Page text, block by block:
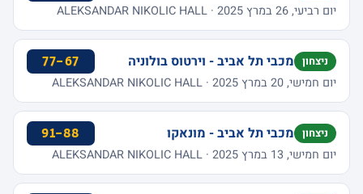
יום רביעי, 26 במרץ 2025 · ALEKSANDAR NIKOLIC HALL
ניצחון מכבי תל אביב - וירטוס בולוניה 77-67
יום חמישי, 20 במרץ 2025 · ALEKSANDAR NIKOLIC HALL
ניצחון מכבי תל אביב - מונאקו 91-88
יום חמישי, 13 במרץ 2025 · ALEKSANDAR NIKOLIC HALL